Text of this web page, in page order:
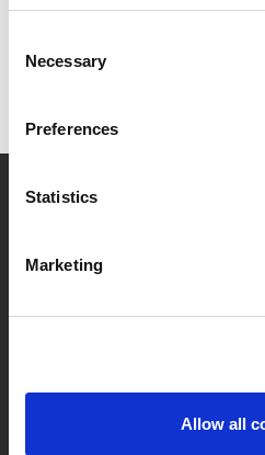
Selection
Necessary
Preferences
Statistics
Marketing
Allow all
? Brauchen Sie Hilfe?